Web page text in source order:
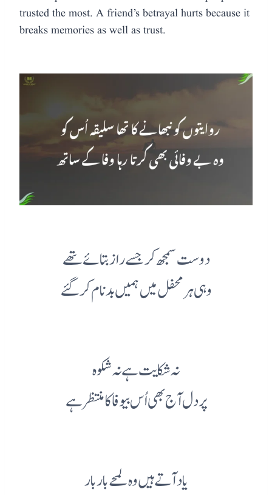
trusted the most. A friend’s betrayal hurts because it
breaks memories as well as trust.
دوست سمجھ کر جسے راز بتائے تھے
وہی ہر محفل میں ہمیں بدنام کر گئے
نہ شکایت ہے نہ شکوہ
پر دل آج بھی اُس بیوفا کا منتظر ہے
یاد آتے ہیں وہ لمحے بار بار